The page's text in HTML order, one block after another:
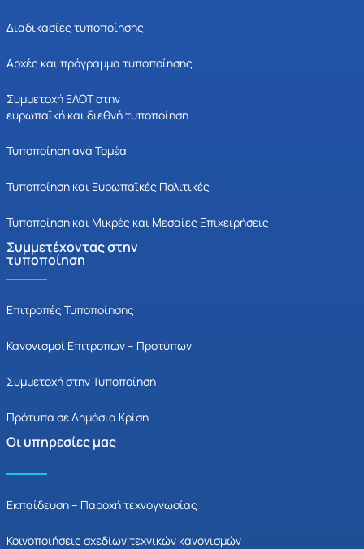
Διαδικασίες τυποποίησης
Αρχές και πρόγραμμα τυποποίησης
Συμμετοχή ΕΛΟΤ στην
ευρωπαϊκή και διεθνή τυποποίηση
Τυποποίηση ανά Τομέα
Τυποποίηση και Ευρωπαϊκές Πολιτικές
Τυποποίηση και Μικρές και Μεσαίες Επιχειρήσεις
Συμμετέχοντας στην
τυποποίηση
Επιτροπές Τυποποίησης
Κανονισμοί Επιτροπών – Προτύπων
Συμμετοχή στην Τυποποίηση
Πρότυπα σε Δημόσια Κρίση
Οι υπηρεσίες μας
Εκπαίδευση – Παροχή τεχνογνωσίας
Κοινοποιήσεις σχεδίων τεχνικών κανονισμών